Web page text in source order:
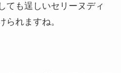
ても逞しいセリーヌディ
られますね。